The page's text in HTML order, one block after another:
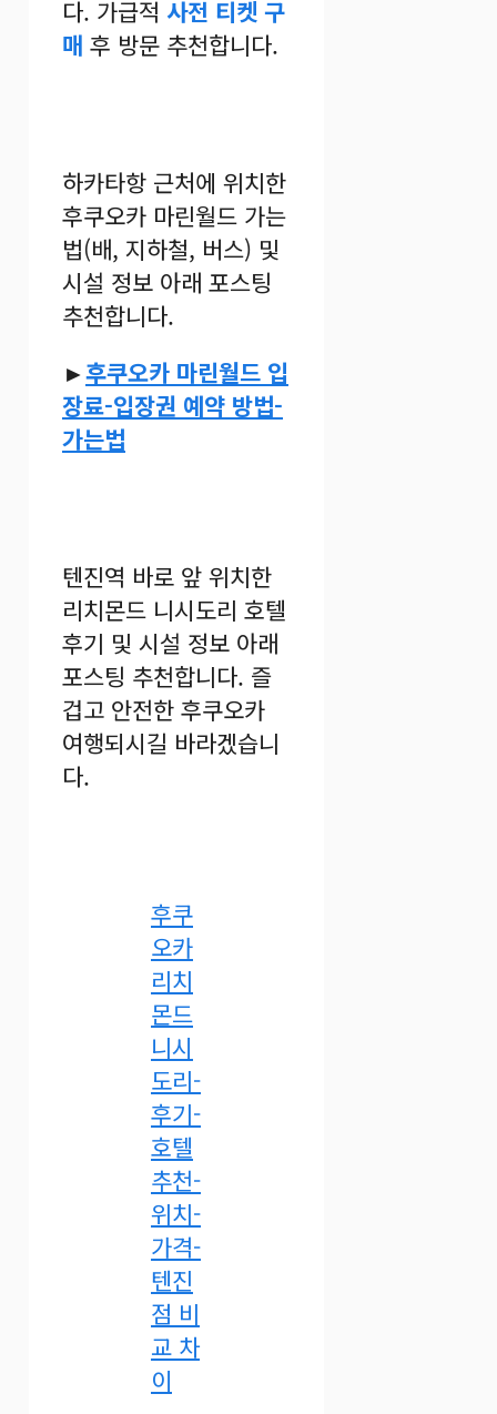
다. 가급적 사전 티켓 구
매 후 방문 추천합니다.
하카타항 근처에 위치한
후쿠오카 마린월드 가는
법(배, 지하철, 버스) 및
시설 정보 아래 포스팅
추천합니다.
►후쿠오카 마린월드 입
장료-입장권 예약 방법-
가는법
텐진역 바로 앞 위치한
리치몬드 니시도리 호텔
후기 및 시설 정보 아래
포스팅 추천합니다. 즐
겁고 안전한 후쿠오카
여행되시길 바라겠습니
다.
후쿠
오카
리치
몬드
니시
도리-
후기-
호텔
추천-
위치-
가격-
텐진
점 비
교 차
이